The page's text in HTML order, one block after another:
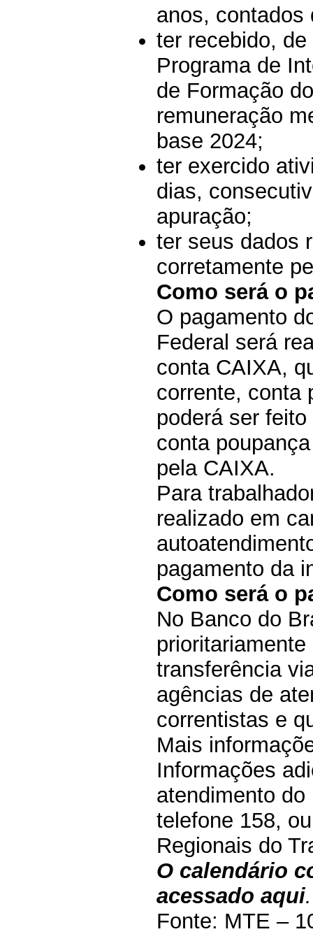
anos, contados
ter recebido,
Programa de
de Formação
remuneração
base 2024;
ter exercido
dias,
apuração;
ter seus dados
corretamente
Como será o
O pagamento
Federal será
conta CAIXA,
corrente, conta
poderá ser
conta
pela CAIXA.
Para
realizado em
pagamento da
Como será o
No Banco do
transferência
agências de
correntistas e
Mais
Informações
atendimento
telefone 158,
Regionais do
O calendário
acessado aqui.
Fonte: MTE –